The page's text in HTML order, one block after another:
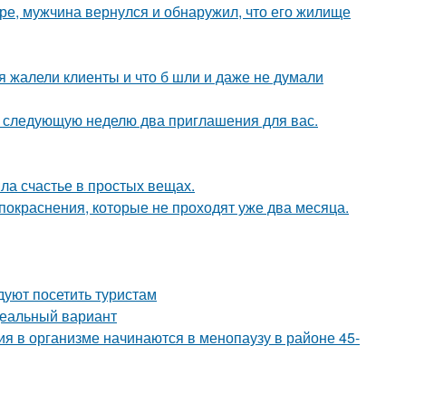
мужчина вернулся и обнаружил, что его жилище
жалели клиенты и что б шли и даже не думали
неделю два приглашения для вас.
счастье в простых вещах.
которые не проходят уже два месяца.
посетить туристам
вариант
в организме начинаются в менопаузу в районе 45-